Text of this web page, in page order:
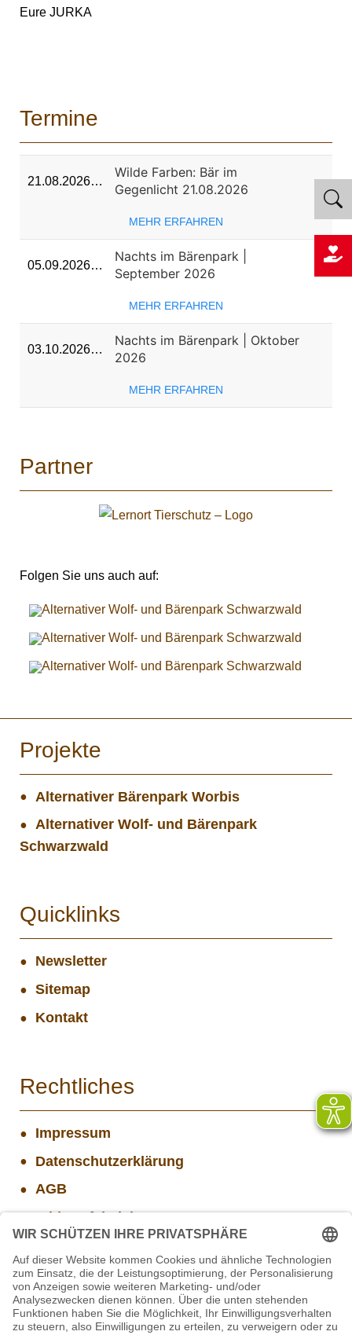
Eure JURKA
Termine
21.08.2026…
Wilde Farben: Bär im
Gegenlicht 21.08.2026
MEHR ERFAHREN
05.09.2026…
Nachts im Bärenpark |
September 2026
MEHR ERFAHREN
03.10.2026…
Nachts im Bärenpark | Oktober
2026
MEHR ERFAHREN
Partner
Folgen Sie uns auch auf:
Projekte
Alternativer Bärenpark Worbis
Alternativer Wolf- und Bärenpark
Schwarzwald
Quicklinks
Newsletter
Sitemap
Kontakt
Rechtliches
Impressum
Datenschutzerklärung
AGB
Widerrufsbelehrung
Aktuelle Stellenangebote